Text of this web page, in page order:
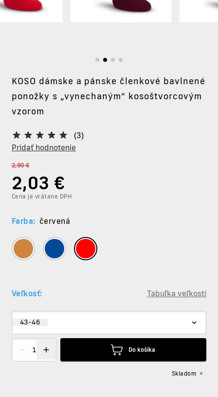
KOSO dámske a pánske členkové bavlnené
ponožky s „vynechaným“ kosoštvorcovým
vzorom
(3)
Pridať hodnotenie
2,90 €
2,03 €
Cena je vrátane DPH
Farba: červená
Veľkosť: Tabuľka veľkostí
43-46
Do košíka
Skladom